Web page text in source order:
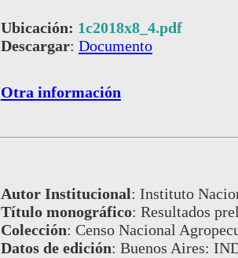
Ubicación: 1c2018x8_4.pdf
Descargar: Documento
Otra información
Autor Institucional: Instituto
Título monográfico: Resultados
Colección: Censo Nacional
Datos de edición: Buenos Aires: